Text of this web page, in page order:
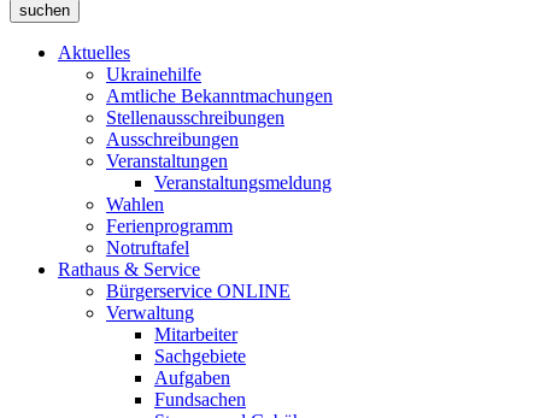
suchen
Aktuelles
Ukrainehilfe
Amtliche Bekanntmachungen
Stellenausschreibungen
Ausschreibungen
Veranstaltungen
Veranstaltungsmeldung
Wahlen
Ferienprogramm
Notruftafel
Rathaus & Service
Bürgerservice ONLINE
Verwaltung
Mitarbeiter
Sachgebiete
Aufgaben
Fundsachen